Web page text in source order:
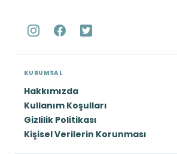
KURUMSAL
Hakkımızda
Kullanım Koşulları
Gizlilik Politikası
Kişisel Verilerin Korunması